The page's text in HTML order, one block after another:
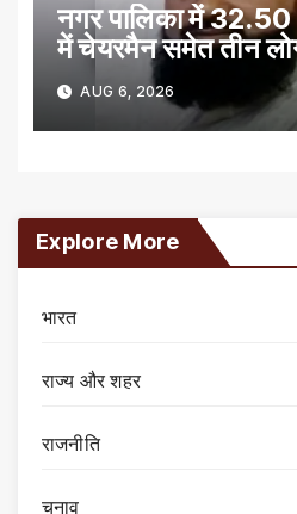
नगर पालिका में
में चेयरमैन समेत तीन
AUG 6, 2026
Explore More
भारत
राज्य और शहर
राजनीति
चुनाव